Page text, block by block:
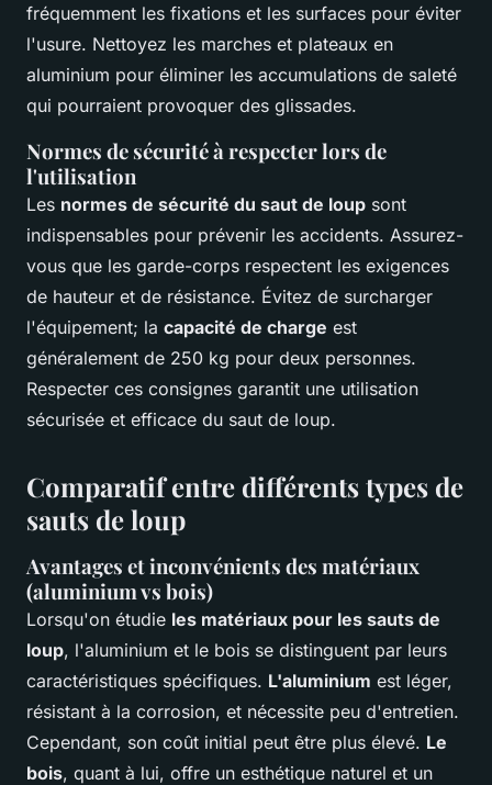
fréquemment les fixations et les surfaces pour éviter
l'usure. Nettoyez les marches et plateaux en
aluminium pour éliminer les accumulations de saleté
qui pourraient provoquer des glissades.
Normes de sécurité à respecter lors de
l'utilisation
Les normes de sécurité du saut de loup sont
indispensables pour prévenir les accidents. Assurez-
vous que les garde-corps respectent les exigences
de hauteur et de résistance. Évitez de surcharger
l'équipement; la capacité de charge est
généralement de 250 kg pour deux personnes.
Respecter ces consignes garantit une utilisation
sécurisée et efficace du saut de loup.
Comparatif entre différents types de
sauts de loup
Avantages et inconvénients des matériaux
(aluminium vs bois)
Lorsqu'on étudie les matériaux pour les sauts de
loup, l'aluminium et le bois se distinguent par leurs
caractéristiques spécifiques. L'aluminium est léger,
résistant à la corrosion, et nécessite peu d'entretien.
Cependant, son coût initial peut être plus élevé. Le
bois, quant à lui, offre un esthétique naturel et un